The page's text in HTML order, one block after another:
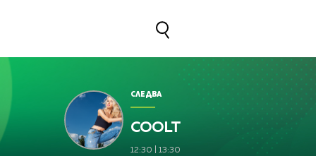
СЛЕДВА
COOLT
12:30 13:30